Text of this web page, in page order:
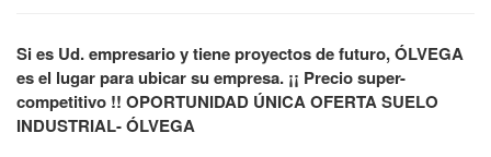
Si es Ud. empresario y tiene proyectos de futuro, ÓLVEGA
es el lugar para ubicar su empresa. ¡¡ Precio super-
competitivo !! OPORTUNIDAD ÚNICA OFERTA SUELO
INDUSTRIAL- ÓLVEGA